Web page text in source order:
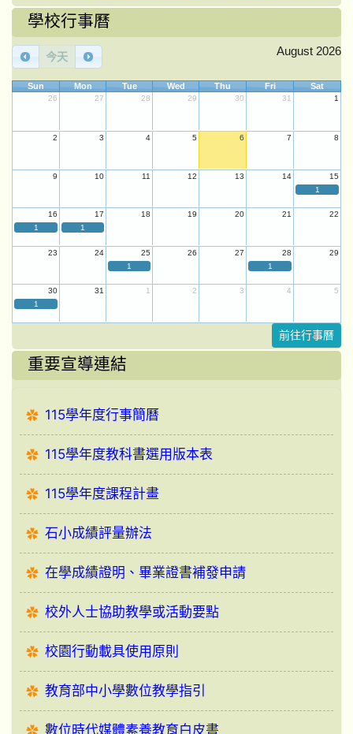
學校行事曆
今天 August 2026
Sun Mon Tue Wed Thu Fri Sat
26 27 28 29 30 31 1
2 3 4 5 6 7 8
9 10 11 12 13 14
15
1
16 17 18 19 20 21
22
1
1
23 24 25 26 27 28
29
1
1
30 31 1 2 3 4
5
1
前往行事曆
重要宣導連結
115學年度行事簡曆
115學年度教科書選用版本表
115學年度課程計畫
石小成績評量辦法
在學成績證明、畢業證書補發申請
校外人士協助教學或活動要點
校園行動載具使用原則
教育部中小學數位教學指引
數位時代媒體素養教育白皮書